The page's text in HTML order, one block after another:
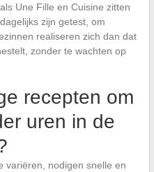
Une Fille en Cuisine zitten
zijn getest, om
realiseren zich dan dat
zonder te wachten op
recepten om
uren in de
variëren, nodigen snelle en